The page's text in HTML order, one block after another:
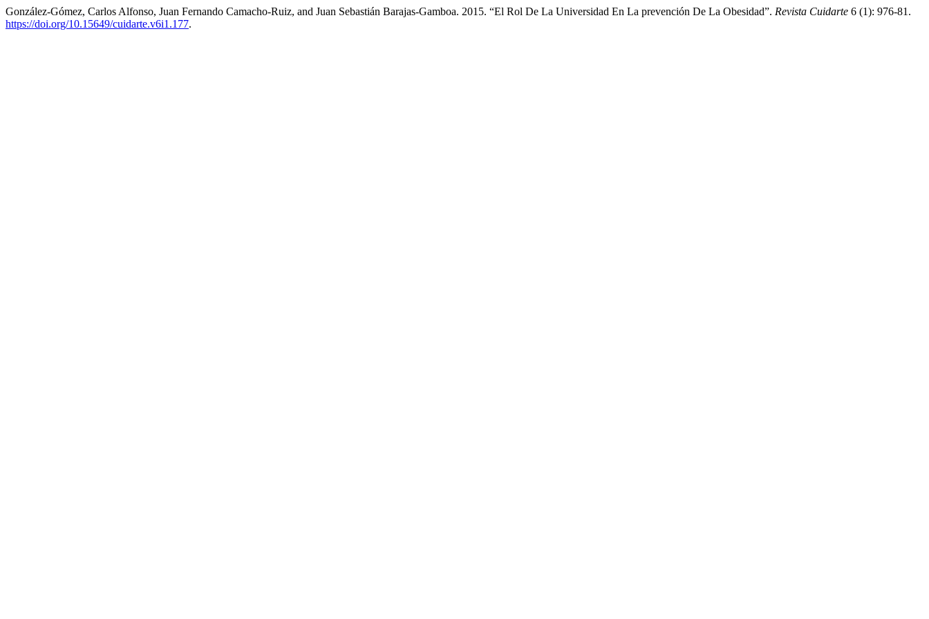
González-Gómez, Carlos Alfonso, Juan Fernando Camacho-Ruiz, and Juan Sebastián Barajas-Gamboa. 2015. “El Rol De La Universidad En La prevención De La Obesidad”. Revista Cuidarte 6 (1): 976-81.
https://doi.org/10.15649/cuidarte.v6i1.177.